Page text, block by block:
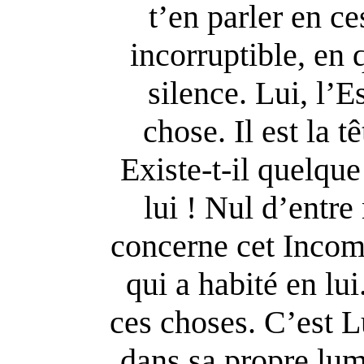
t’en parler en
incorruptible, en
silence. Lui,
chose. Il est la
Existe-t-il quelque
lui ! Nul d’entre
concerne cet
qui a habité en
ces choses. C’est